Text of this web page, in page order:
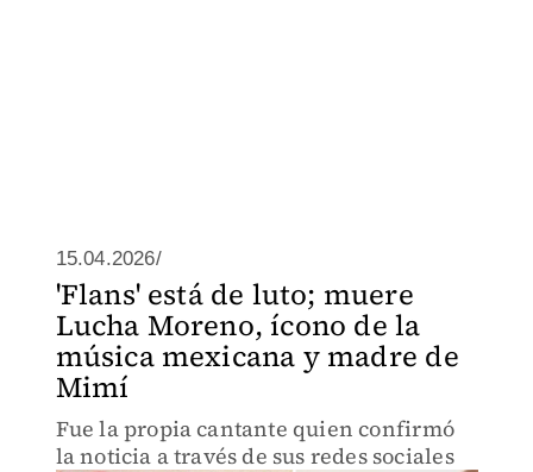
15.04.2026/
'Flans' está de luto; muere
Lucha Moreno, ícono de la
música mexicana y madre de
Mimí
Fue la propia cantante quien confirmó
la noticia a través de sus redes sociales